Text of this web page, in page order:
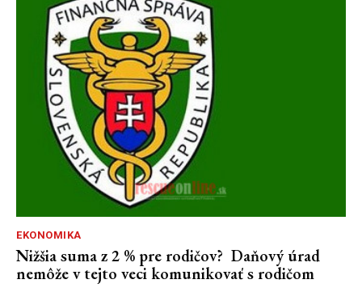
EKONOMIKA
Nižšia suma z 2 % pre rodičov? Daňový úrad
nemôže v tejto veci komunikovať s rodičom